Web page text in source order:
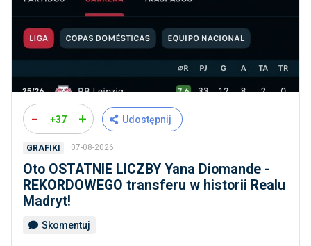
- +37 + Udostępnij
GRAFIKI 07-08-2026
Oto OSTATNIE LICZBY Yana Diomande -
REKORDOWEGO transferu w historii Realu
Madryt!
Skomentuj